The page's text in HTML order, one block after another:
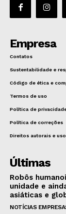
Empresa
Contatos
Sustentabilidade e
Código de ética e
Termos de uso
Política de
Política de correções
Direitos autorais e
Últimas
Robôs
unidade e
asiáticas e
NOTÍCIAS